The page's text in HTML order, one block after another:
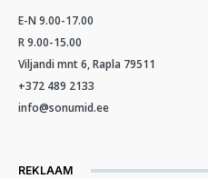
E-N 9.00-17.00
R 9.00-15.00
Viljandi mnt 6, Rapla 79511
+372 489 2133
info@sonumid.ee
REKLAAM